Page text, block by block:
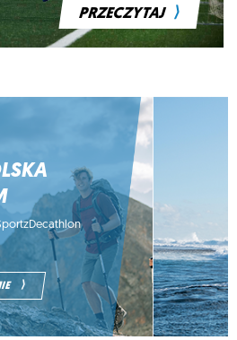
PRZECZYTAJ ⟩
⟩